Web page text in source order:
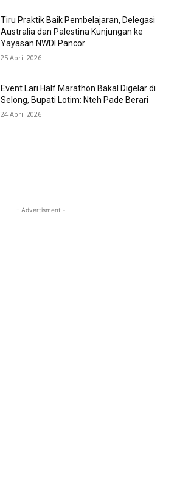
Tiru Praktik Baik Pembelajaran, Delegasi
Australia dan Palestina Kunjungan ke
Yayasan NWDI Pancor
25 April 2026
Event Lari Half Marathon Bakal Digelar di
Selong, Bupati Lotim: Nteh Pade Berari
24 April 2026
- Advertisment -